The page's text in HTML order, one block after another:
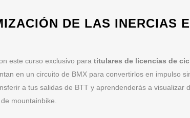
DE LAS INERCIAS
este curso exclusivo para titulares de licencias de
en un circuito de BMX para convertirlos en impulso
a tus salidas de BTT y aprendenderás a
mountainbike.